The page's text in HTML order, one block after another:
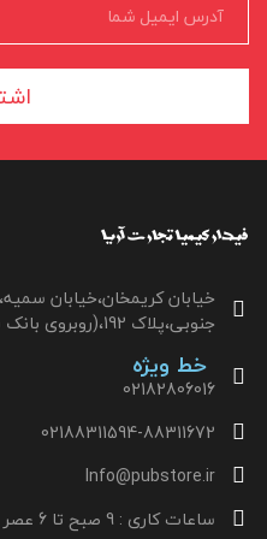
خیابان کریمخان،خیابان
جنوبی،پلاک 192،(روبروی بانک سپه)طبقه 3،واحد 14
خط ویژه
02182806016
02188311594-88311672
Info@pubstore.ir
ساعات کاری : 9 صبح تا 6 عصر